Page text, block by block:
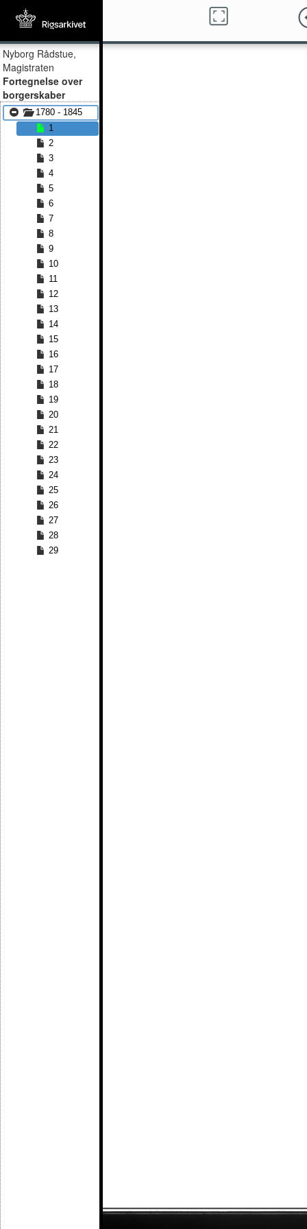
Nyborg Rådstue,
Magistraten
Fortegnelse over
borgerskaber
1780 - 1845
1
2
3
4
5
6
7
8
9
10
11
12
13
14
15
16
17
18
19
20
21
22
23
24
25
26
27
28
29